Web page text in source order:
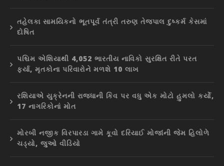
તહેલકા સામયિકનો ભૂતપૂર્વ તંત્રી તરુણ તેજપાલ દુષ્કર્મ કેસમાં
દોષિત
પશ્ચિમ એશિયાથી 4,052 ભારતીય નાવિકો સુરક્ષિત રીતે પરત
ફર્યા, મૃતકોના પરિવારોને મળશે 10 લાખ
રશિયાએ યુક્રેનની રાજધાની કિવ પર વધુ એક મોટો હુમલો કર્યો,
17 નાગરિકોનાં મોત
મોરબી નજીક વિરપારડા ગામે કૂવો દરિયાઈ મોજાંની જેમ હિલોળે
ચડ્યો, જુઓ વીડિયો